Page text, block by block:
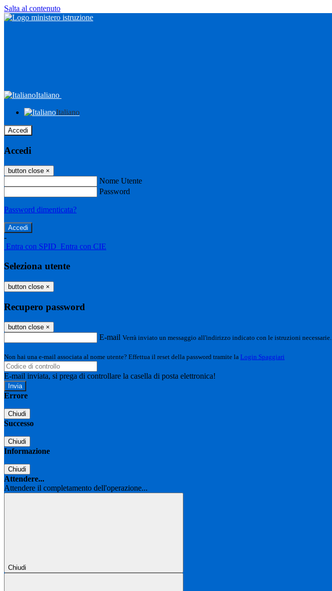
Salta al contenuto
Italiano
Italiano
Accedi
Accedi
button close ×
Nome Utente
Password
Password dimenticata?
-
Entra con SPID Entra con CIE
Seleziona utente
button close ×
Recupero password
button close ×
E-mail Verrà inviato un messaggio all'indirizzo indicato con le istruzioni necessarie.
Non hai una e-mail associata al nome utente? Effettua il reset della password tramite la Login Spaggiari
E-mail inviata, si prega di controllare la casella di posta elettronica!
Errore
Chiudi
Successo
Chiudi
Informazione
Chiudi
Attendere...
Attendere il completamento dell'operazione...
Chiudi